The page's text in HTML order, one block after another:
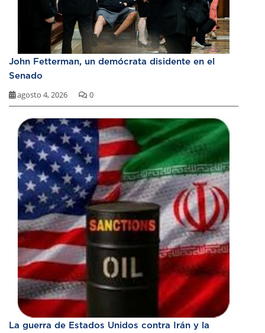
John Fetterman, un demócrata disidente en el
Senado
agosto 4, 2026 0
La guerra de Estados Unidos contra Irán y la